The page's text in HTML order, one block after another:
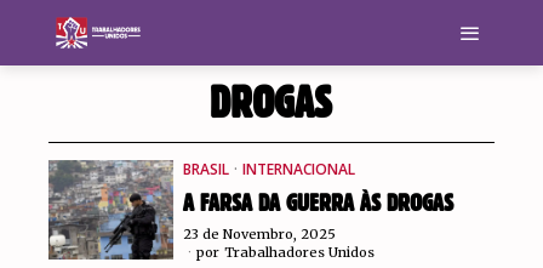
DROGAS
BRASIL · INTERNACIONAL
A FARSA DA GUERRA ÀS DROGAS
23 de Novembro, 2025
por Trabalhadores Unidos